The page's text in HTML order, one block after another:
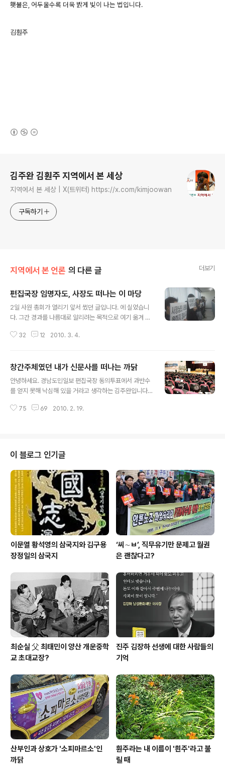
횃불은, 어두울수록 더욱 밝게 빛이 나는 법입니다.
김훤주
김주완 김훤주 지역에서 본 세상
지역에서 본 세상 | X(트위터) https://x.com/kimjoowan
구독하기
지역에서 본 언론 의 다른 글 더보기
편집국장 임명자도, 사장도 떠나는 이 마당
2일 사원 총회가 열리기 앞서 썼던 글입니다. 에 실었습니
다. 그간 경과를 나름대로 알리려는 목적으로 여기 옮겨 싣
니다. 돌리기 어려워 보입니다. 우리는 그러면 다른 길을 갈
표를 쓴 까닭입니다. 이번에 마무리짓지 못하면 같은 일이
되풀이일어납니다. 요즘 제가 몸담고 있는 경남도민일보가
좀 많이 어수선합니다. 서형수 사장이 편집국장으로 임명
표에서 부결이 됐습니다. 일정 진행 과정에서 임명 동의 투
32 12 2010. 3. 4.
창간주체였던 내가 신문사를 떠나는 까닭
안녕하세요. 경남도민일보 편집국장 동의투표에서 과반수
를 얻지 못해 낙심해 있을 거라고 생각하는 김주완입니다.
한 마음도 들지 않으니 어찌된 일일까요? 아마도 그건 애초
는 데까지 해보고 안 되면 중간에라도 그만두면 되지 않느
냐"고 말했지만, 저는 그 때 이미 부결되는 상황도 염두에
두고 있었습니다. '부결되면 깨끗하게 떠난다.' 28대 30,
참 절묘한 결과입니다. 우리 조직의 현 상황을 이처럼 잘 나
타내주는 숫자가 있을까요? 제가 지명을 받은 후 우리 구성
원들에게 들은 가장 많은..
75 69 2010. 2. 19.
이 블로그 인기글
이문열 황석영의 삼국지와 김구용
장정일의 삼국지
‘씨∼ㅂ’, 직무유기만 문제고 월권
은 괜찮다고?
최순실 父 최태민이 양산 개운중학
교 초대교장?
진주 김장하 선생에 대한 사람들의
기억
산부인과 상호가 '소피마르소'인
까닭
훤주라는 내 이름이 '흰주'라고 불
릴 때